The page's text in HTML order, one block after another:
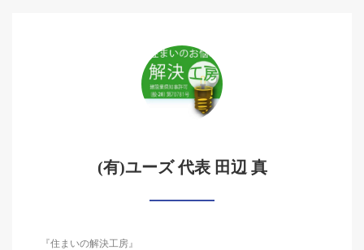
(有)ユーズ 代表 田辺 真
『住まいの解決工房』